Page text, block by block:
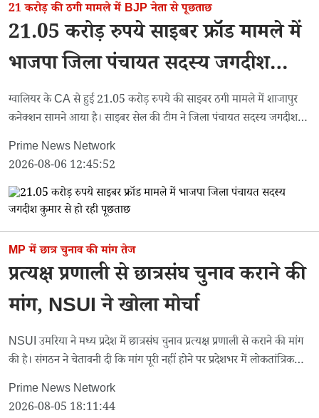
21 करोड़ की ठगी मामले में BJP नेता से पूछताछ
21.05 करोड़ रुपये साइबर फ्रॉड मामले में
भाजपा जिला पंचायत सदस्य जगदीश
कुमार से हो रही पूछताछ
ग्वालियर के CA से हुई 21.05 करोड़ रुपये की साइबर ठगी मामले में शाजापुर
कनेक्शन सामने आया है। साइबर सेल की टीम ने जिला पंचायत सदस्य जगदीश
कुमार मालवीय को पूछताछ के लिए अपने साथ ले गई है।
Prime News Network
2026-08-06 12:45:52
MP में छात्र चुनाव की मांग तेज
प्रत्यक्ष प्रणाली से छात्रसंघ चुनाव कराने की
मांग, NSUI ने खोला मोर्चा
NSUI उमरिया ने मध्य प्रदेश में छात्रसंघ चुनाव प्रत्यक्ष प्रणाली से कराने की मांग
की है। संगठन ने चेतावनी दी कि मांग पूरी नहीं होने पर प्रदेशभर में लोकतांत्रिक
आंदोलन शुरू किया जाएगा।
Prime News Network
2026-08-05 18:11:44